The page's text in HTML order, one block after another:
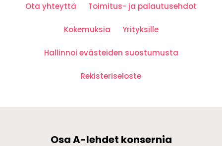
Ota yhteyttä Toimitus- ja palautusehdot
Kokemuksia Yrityksille
Hallinnoi evästeiden suostumusta
Rekisteriseloste
Osa A-lehdet konsernia